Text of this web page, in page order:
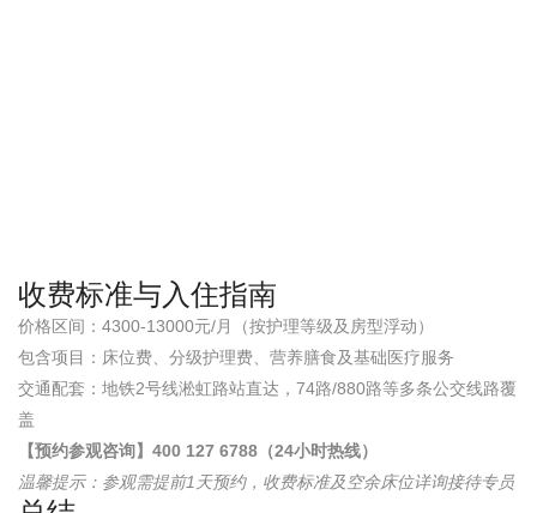
收费标准与入住指南
价格区间：4300-13000元/月（按护理等级及房型浮动）
包含项目：床位费、分级护理费、营养膳食及基础医疗服务
交通配套：地铁2号线淞虹路站直达，74路/880路等多条公交线路覆
盖
【预约参观咨询】400 127 6788（24小时热线）
温馨提示：参观需提前1天预约，收费标准及空余床位详询接待专员